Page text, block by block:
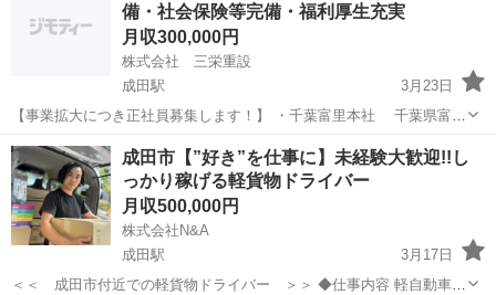
備・社会保険等完備・福利厚生充実
月収300,000円
株式会社 三栄重設
成田駅
3月23日
【事業拡大につき正社員募集します！】 ・千葉富里本社 千葉県富
里、八街、四街道、酒々井、成田、多古、大栄、佐原、印西、安食
近辺 従業員募集中！ 【応募従業員】 ・重量鳶経験者 ...
千葉 富里市 成田駅 機械 重量
成田市【”好き”を仕事に】未経験大歓迎!!し
っかり稼げる軽貨物ドライバー
月収500,000円
株式会社N&A
成田駅
3月17日
＜＜ 成田市付近での軽貨物ドライバー ＞＞ ◆仕事内容 軽自動車